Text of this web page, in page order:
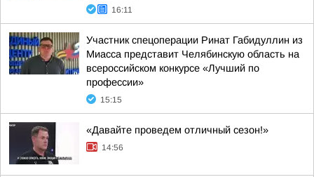
16:11
Участник спецоперации Ринат Габидуллин из
Миасса представит Челябинскую область на
всероссийском конкурсе «Лучший по
профессии»
15:15
«Давайте проведем отличный сезон!»
14:56